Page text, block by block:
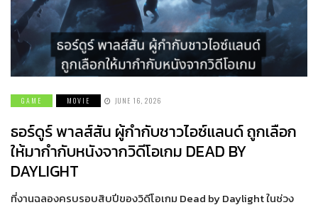
GAME MOVIE JUNE 16, 2026
ธอร์ดูร์ พาลส์สัน ผู้กำกับชาวไอซ์แลนด์ ถูกเลือก
ให้มากำกับหนังจากวิดีโอเกม DEAD BY
DAYLIGHT
ที่งานฉลองครบรอบสิบปีของวิดีโอเกม Dead by Daylight ในช่วง